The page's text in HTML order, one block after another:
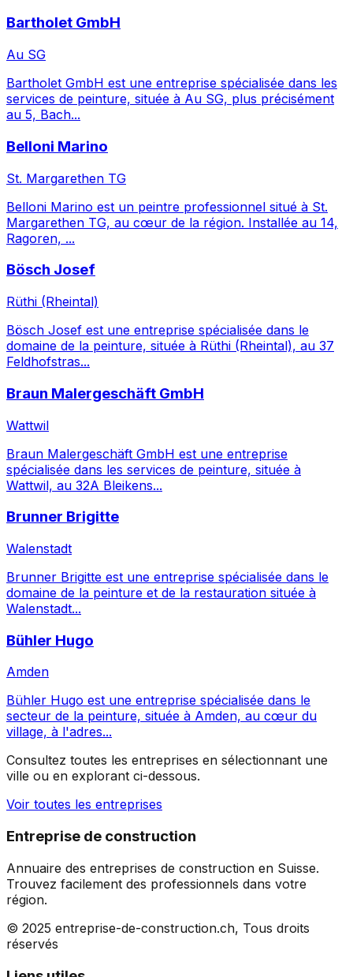
Bartholet GmbH
Au SG
Bartholet GmbH est une entreprise spécialisée dans les
services de peinture, située à Au SG, plus précisément
au 5, Bach...
Belloni Marino
St. Margarethen TG
Belloni Marino est un peintre professionnel situé à St.
Margarethen TG, au cœur de la région. Installée au 14,
Ragoren, ...
Bösch Josef
Rüthi (Rheintal)
Bösch Josef est une entreprise spécialisée dans le
domaine de la peinture, située à Rüthi (Rheintal), au 37
Feldhofstras...
Braun Malergeschäft GmbH
Wattwil
Braun Malergeschäft GmbH est une entreprise
spécialisée dans les services de peinture, située à
Wattwil, au 32A Bleikens...
Brunner Brigitte
Walenstadt
Brunner Brigitte est une entreprise spécialisée dans le
domaine de la peinture et de la restauration située à
Walenstadt...
Bühler Hugo
Amden
Bühler Hugo est une entreprise spécialisée dans le
secteur de la peinture, située à Amden, au cœur du
village, à l'adres...
Consultez toutes les entreprises en sélectionnant une
ville ou en explorant ci-dessous.
Voir toutes les entreprises
Entreprise de construction
Annuaire des entreprises de construction en Suisse.
Trouvez facilement des professionnels dans votre
région.
© 2025 entreprise-de-construction.ch, Tous droits
réservés